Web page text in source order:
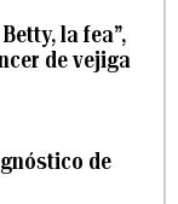
la fea”,
de vejiga
de